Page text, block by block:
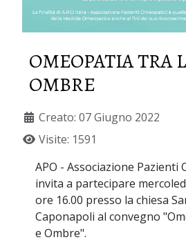
OMEOPATIA TRA
OMBRE
Creato: 07 Giugno 2022
Visite: 1591
APO - Associazione Pazienti
invita a partecipare
ore 16.00 presso la chiesa
Caponapoli al convegno
e Ombre".